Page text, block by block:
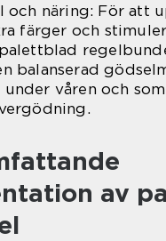
och näring: För att
färger och
balanserad
under våren och
av